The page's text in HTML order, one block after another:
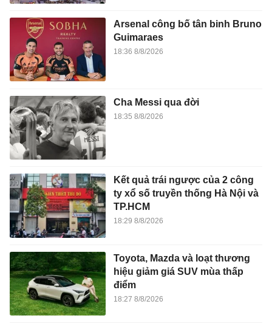
Arsenal công bố tân binh Bruno
Guimaraes
18:36 8/8/2026
Cha Messi qua đời
18:35 8/8/2026
Kết quả trái ngược của 2 công
ty xổ số truyền thống Hà Nội và
TP.HCM
18:29 8/8/2026
Toyota, Mazda và loạt thương
hiệu giảm giá SUV mùa thấp
điểm
18:27 8/8/2026